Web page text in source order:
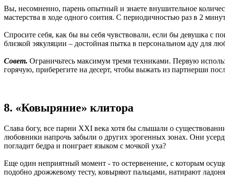
Вы, несомненно, парень опытный и знаете внушительное
мастерства в ходе одного соития. С периодичностью раз в 2
Спросите себя, как бы вы себя чувствовали, если бы девушка с
близкой эякуляции – достойная пытка в персональном аду для
Совет. Ограничьтесь максимум тремя техниками. Первую
горячую, приберегите на десерт, чтобы выжать из партнерши
8. «Ковыряние» клитора
Слава богу, все парни XXI века хотя бы слышали о
любовники напрочь забыли о других эрогенных зонах. Они
погладит бедра и поиграет языком с мочкой уха?
Еще один неприятный момент - то остервенение, с которым
подобно дрожжевому тесту, ковыряют пальцами, натирают